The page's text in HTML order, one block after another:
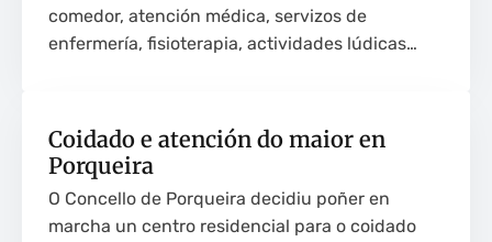
comedor, atención médica, servizos de
enfermería, fisioterapia, actividades lúdicas…
Coidado e atención do maior en
Porqueira
O Concello de Porqueira decidiu poñer en
marcha un centro residencial para o coidado